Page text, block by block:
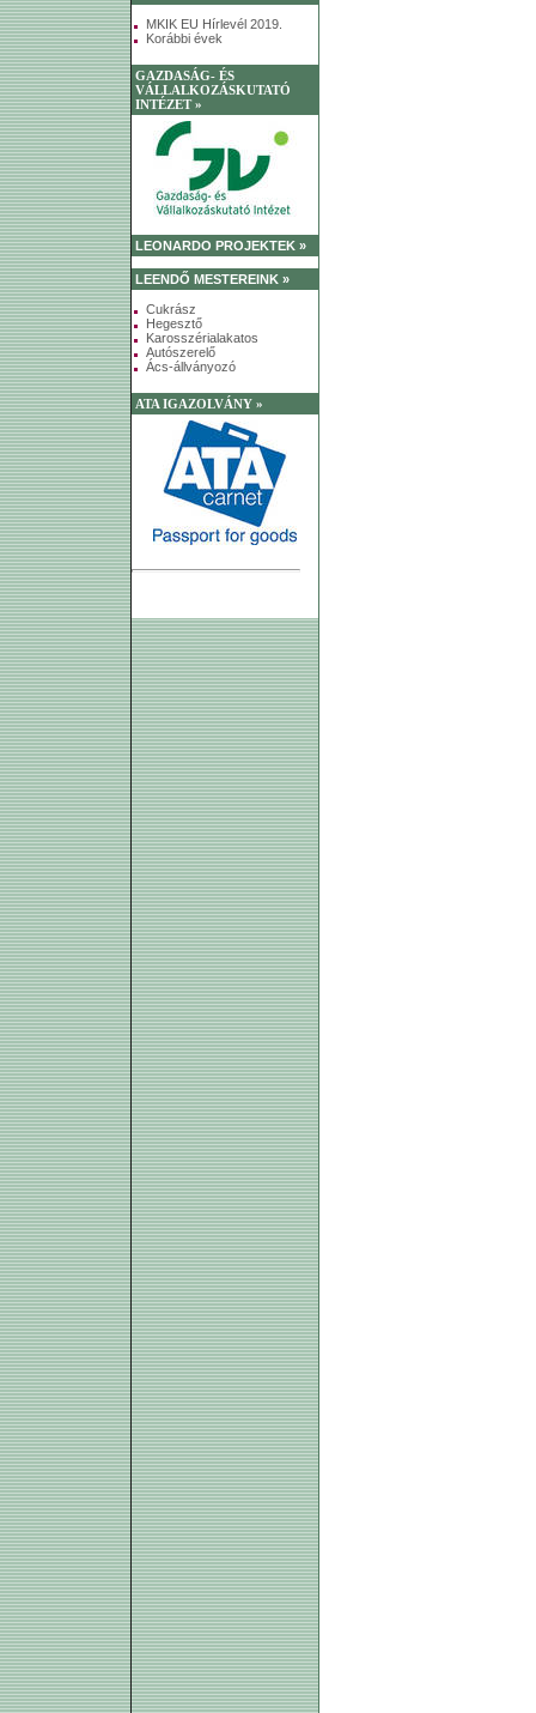
MKIK EU Hírlevél 2019.
Korábbi évek
GAZDASÁG- ÉS
VÁLLALKOZÁSKUTATÓ
INTÉZET »
LEONARDO PROJEKTEK »
LEENDŐ MESTEREINK »
Cukrász
Hegesztő
Karosszérialakatos
Autószerelő
Ács-állványozó
ATA IGAZOLVÁNY »